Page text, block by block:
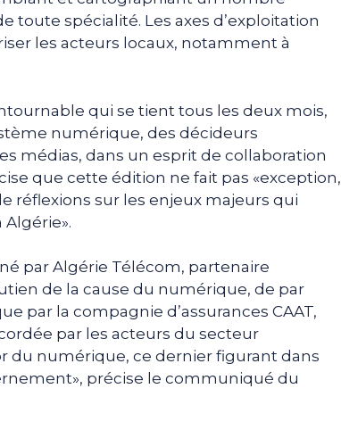
toute spécialité. Les axes d’exploitation
les acteurs locaux, notamment à
qui se tient tous les deux mois,
numérique, des décideurs
médias, dans un esprit de collaboration
que cette édition ne fait pas «exception,
réflexions sur les enjeux majeurs qui
par Algérie Télécom, partenaire
de la cause du numérique, de par
par la compagnie d’assurances CAAT,
par les acteurs du secteur
du numérique, ce dernier figurant dans
précise le communiqué du